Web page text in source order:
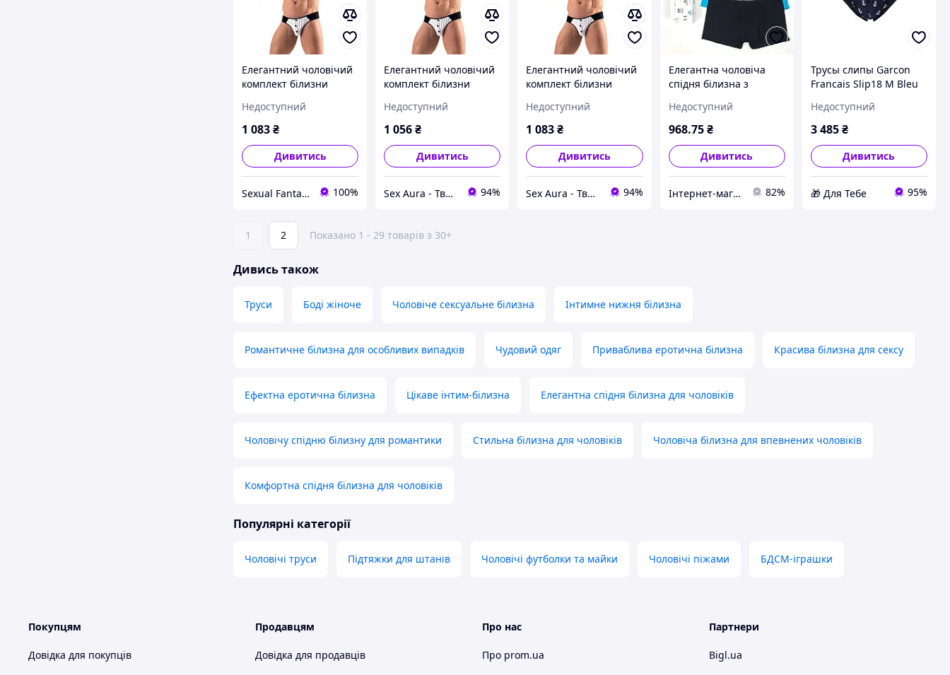
Елегантний чоловічий
комплект білизни
Sexual Fantasy
Недоступний
1 083₴
Дивитись
Sexual Fantasy 100%
Елегантний чоловічий
комплект білизни
Aura
Недоступний
1 056₴
Дивитись
Sex Aura - Твоя аура спокуси 94%
Елегантний чоловічий
комплект білизни
Aura
Недоступний
1 083₴
Дивитись
Sex Aura - Твоя аура спокуси 94%
Елегантна чоловіча
спідня білизна з
блакитний червоний M
46 упакована Armani
Недоступний
968.75 ₴
Дивитись
Інтернет-магазин TOOLS MAX 82%
Трусы слипы Garcon
Francais Slip18 M Bleu
D4-2026
Недоступний
3 485₴
Дивитись
🎁 Для Тебе 95%
1 2 Показано 1 - 29 товарів з 30+
Дивись також
Труси Боді жіноче Чоловіче сексуальне білизна Інтимне нижня білизна
Романтичне білизна для особливих випадків Чудовий одяг Приваблива еротична білизна Красива білизна для сексу
Ефектна еротична білизна Цікаве інтим-білизна Елегантна спідня білизна для чоловіків
Чоловічу спідню білизну для романтики Стильна білизна для чоловіків Чоловіча білизна для впевнених чоловіків
Комфортна спідня білизна для чоловіків
Популярні категорії
Чоловічі труси Підтяжки для штанів Чоловічі футболки та майки Чоловічі піжами БДСМ-іграшки
Покупцям
Довідка для покупців
Продавцям
Довідка для продавців
Про нас
Про prom.ua
Партнери
Bigl.ua